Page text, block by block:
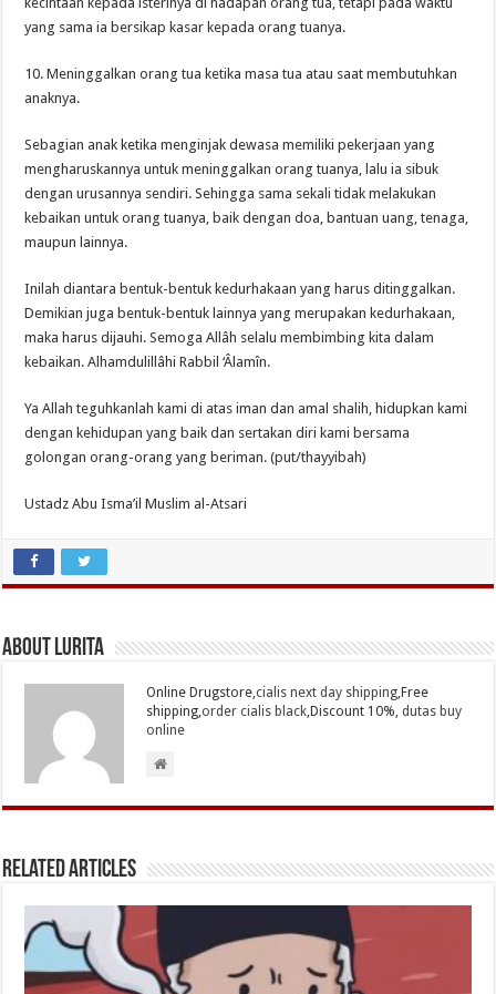
yang sama ia bersikap kasar kepada orang tuanya.
10. Meninggalkan orang tua ketika masa tua atau saat membutuhkan
anaknya.
Sebagian anak ketika menginjak dewasa memiliki pekerjaan yang
mengharuskannya untuk meninggalkan orang tuanya, lalu ia sibuk
dengan urusannya sendiri. Sehingga sama sekali tidak melakukan
kebaikan untuk orang tuanya, baik dengan doa, bantuan uang, tenaga,
maupun lainnya.
Inilah diantara bentuk-bentuk kedurhakaan yang harus ditinggalkan.
Demikian juga bentuk-bentuk lainnya yang merupakan kedurhakaan,
maka harus dijauhi. Semoga Allâh selalu membimbing kita dalam
kebaikan. Alhamdulillâhi Rabbil ‘Âlamîn.
Ya Allah teguhkanlah kami di atas iman dan amal shalih, hidupkan kami
dengan kehidupan yang baik dan sertakan diri kami bersama
golongan orang-orang yang beriman. (put/thayyibah)
Ustadz Abu Isma’il Muslim al-Atsari
About Lurita
Online Drugstore,cialis next day shipping,Free
shipping,order cialis black,Discount 10%,dutas buy
online
Related Articles